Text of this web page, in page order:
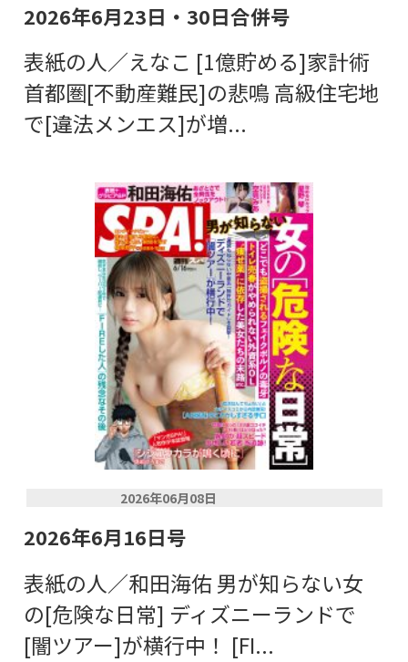
2026年6月23日・30日合併号
表紙の人／えなこ [1億貯める]家計術
首都圏[不動産難民]の悲鳴 高級住宅地
で[違法メンエス]が増...
2026年06月08日
2026年6月16日号
表紙の人／和田海佑 男が知らない女
の[危険な日常] ディズニーランドで
[闇ツアー]が横行中！ [FI...